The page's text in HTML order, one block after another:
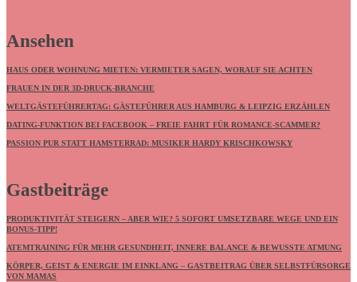
Ansehen
HAUS ODER WOHNUNG MIETEN: VERMIETER SAGEN, WORAUF SIE ACHTEN
FRAUEN IN DER 3D-DRUCK-BRANCHE
WELTGÄSTEFÜHRERTAG: GÄSTEFÜHRER AUS HAMBURG & LEIPZIG ERZÄHLEN
DATING-FUNKTION BEI FACEBOOK – FREIE FAHRT FÜR ROMANCE-SCAMMER?
PASSION PUR STATT HAMSTERRAD: MUSIKER HARDY KRISCHKOWSKY
Gastbeiträge
PRODUKTIVITÄT STEIGERN – ABER WIE? 5 SOFORT UMSETZBARE WEGE UND EIN
BONUS-TIPP!
ATEMTRAINING FÜR MEHR GESUNDHEIT, INNERE BALANCE & BEWUSSTE ATMUNG
KÖRPER, GEIST & ENERGIE IM EINKLANG – GASTBEITRAG ÜBER SELBSTFÜRSORGE
VON MAMAS